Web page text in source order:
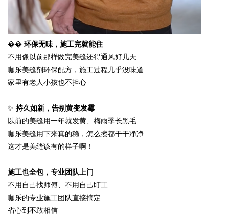
�� 环保无味，施工完就能住
不用像以前那样做完美缝还得通风好几天
咖乐美缝剂环保配方，施工过程几乎没味道
家里有老人小孩也不担心
✨ 持久如新，告别黄变发霉
以前的美缝用一年就发黄、梅雨季长黑毛
咖乐美缝用下来真的稳，怎么擦都干干净净
这才是美缝该有的样子啊！
施工也全包，专业团队上门
不用自己找师傅、不用自己盯工
咖乐的专业施工团队直接搞定
省心到不敢相信